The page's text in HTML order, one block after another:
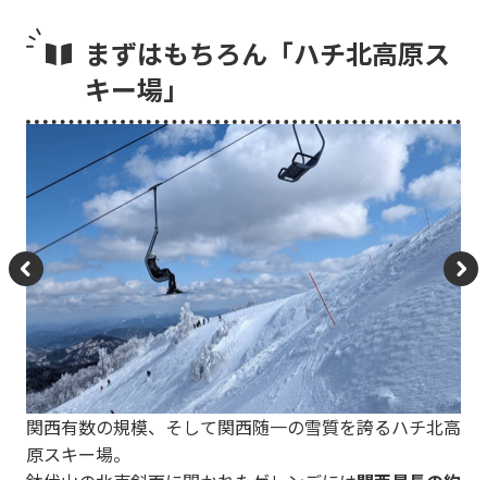
まずはもちろん「ハチ北高原ス
キー場」
P
re
vi
o
u
N
e
xt
関西有数の規模、そして関西随一の雪質を誇るハチ北高
原スキー場。